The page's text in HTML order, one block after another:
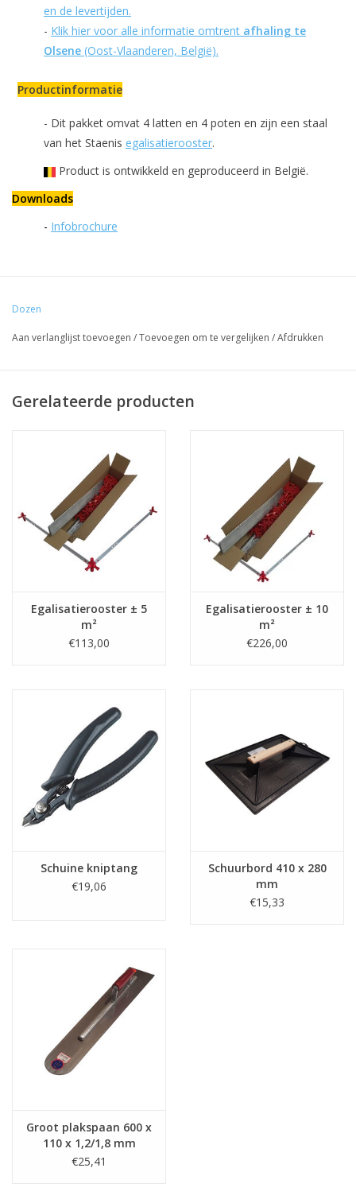
en de levertijden.
- Klik hier voor alle informatie omtrent afhaling te
Olsene (Oost-Vlaanderen, België).
Productinformatie
- Dit pakket omvat 4 latten en 4 poten en zijn een staal
van het Staenis egalisatierooster.
Product is ontwikkeld en geproduceerd in België.
Downloads
- Infobrochure
Dozen
Aan verlanglijst toevoegen /Toevoegen om te vergelijken /Afdrukken
Gerelateerde producten
Egalisatierooster ± 5
m²
€113,00
Egalisatierooster ± 10
m²
€226,00
Schuine kniptang
€19,06
Schuurbord 410 x 280
mm
€15,33
Groot plakspaan 600 x
110 x 1,2/1,8 mm
€25,41